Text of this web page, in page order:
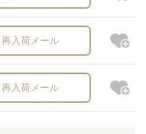
再入荷メール
再入荷メール